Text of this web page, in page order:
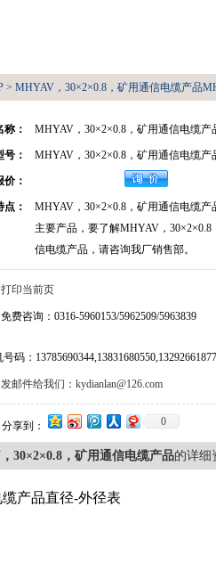
> MHYAV，30×2×0.8，矿用通信电缆产品
称： MHYAV，30×2×0.8，矿用通信电缆产
号： MHYAV，30×2×0.8，矿用通信电缆产
价：
点：
MHYAV，30×2×0.8，矿用通信电缆产
主要产品，要了解MHYAV，30×2×0.8
信电缆产品，请咨询我厂销售部。
打印当前页
免费咨询：0316-5960153/5962509/5963839
码：13785690344,13831680550,13292661877
发邮件给我们：kydianlan@126.com
分享到： 0
30×2×0.8，矿用通信电缆产品的详细
产品直径-外径表